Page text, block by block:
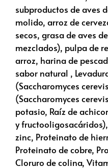
subproductos de aves
molido, arroz de
secos, grasa de aves
mezclados), pulpa de
arroz, harina de
sabor natural ,
(Saccharomyces
(Saccharomyces
potasio, Raíz de
y
zinc, Proteinato de
Proteinato de cobre,
Cloruro de colina,